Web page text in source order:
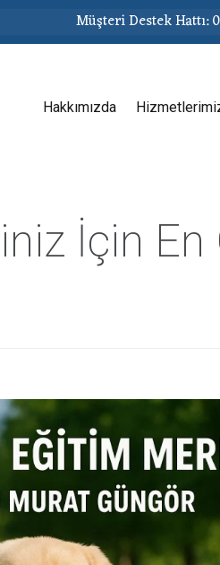
Müşteri Destek Hattı:
Hakkımızda
İçin